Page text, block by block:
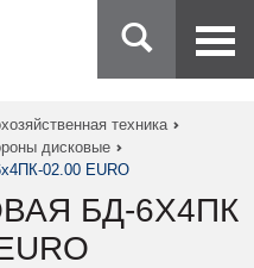
техника
дисковые
02.00 EURO
БД-6Х4ПК